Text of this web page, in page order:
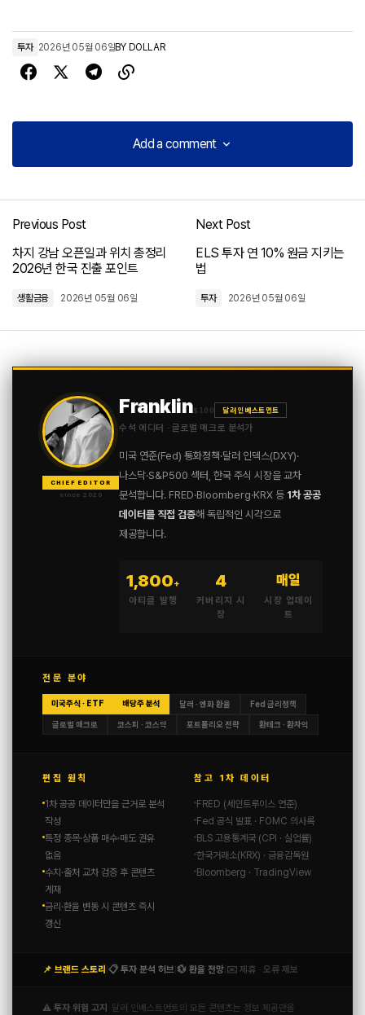
투자 2026년 05월 06일BY DOLLAR
Add a comment
Add a comment
Previous Post
차지 강남 오픈일과 위치 총정리
2026년 한국 진출 포인트
생활금융 2026년 05월 06일
Next Post
ELS 투자 연 10% 원금 지키는
법
투자 2026년 05월 06일
CHIEF EDITOR
since 2020
Franklin$100 달러 인베스트먼트
수석 에디터 · 글로벌 매크로 분석가
미국 연준(Fed) 통화정책·달러 인덱스(DXY)·
나스닥·S&P500 섹터, 한국 주식 시장을 교차
분석합니다. FRED·Bloomberg·KRX 등 1차 공공
데이터를 직접 검증해 독립적인 시각으로
제공합니다.
1,800+
아티클 발행
4
커버리지 시
장
매일
시장 업데이
트
전문 분야
미국주식 · ETF 배당주 분석 달러 · 엔화 환율 Fed 금리정책
글로벌 매크로 코스피 · 코스닥 포트폴리오 전략 환테크 · 환차익
편집 원칙
1차 공공 데이터만을 근거로 분석
작성
특정 종목·상품 매수·매도 권유
없음
수치·출처 교차 검증 후 콘텐츠
게재
금리·환율 변동 시 콘텐츠 즉시
갱신
참고 1차 데이터
FRED (세인트루이스 연준)
Fed 공식 발표 · FOMC 의사록
BLS 고용통계국 (CPI · 실업률)
한국거래소(KRX) · 금융감독원
Bloomberg · TradingView
📌 브랜드 스토리 📋 투자 분석 허브 💱 환율 전망 ✉️ 제휴 · 오류 제보
⚠️ 투자 위험 고지
달러 인베스트먼트의 모든 콘텐츠는 정보 제공만을